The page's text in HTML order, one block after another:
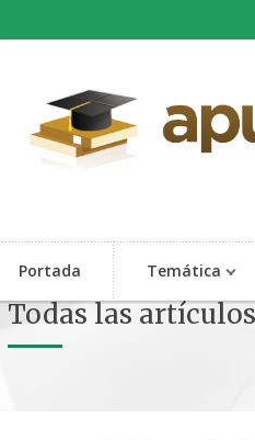
Portada Temática
Todas las